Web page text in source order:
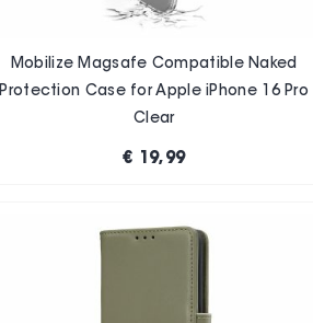
Mobilize Magsafe Compatible Naked
Protection Case for Apple iPhone 16 Pro
Clear
€ 19,99